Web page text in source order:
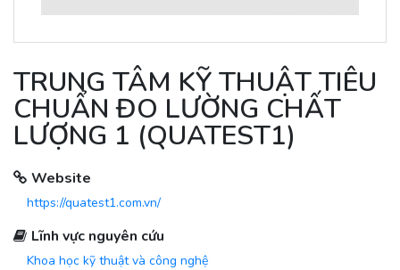
TRUNG TÂM KỸ THUẬT TIÊU
CHUẨN ĐO LƯỜNG CHẤT
LƯỢNG 1 (QUATEST1)
Website
https://quatest1.com.vn/
Lĩnh vực nguyên cứu
Khoa học kỹ thuật và công nghệ